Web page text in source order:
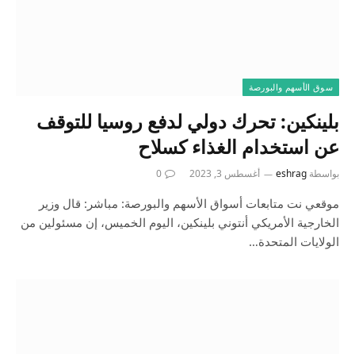
سوق الأسهم والبورصة
بلينكين: تحرك دولي لدفع روسيا للتوقف
عن استخدام الغذاء كسلاح
بواسطة eshrag أغسطس 3, 2023 0
موقعي نت متابعات أسواق الأسهم والبورصة: مباشر: قال وزير
الخارجية الأمريكي أنتوني بلينكين، اليوم الخميس، إن مسئولين من
الولايات المتحدة…